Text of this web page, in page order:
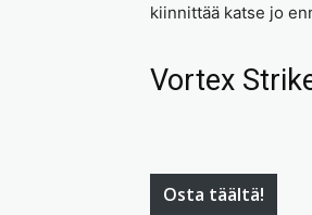
kiinnittää katse jo
Vortex
Osta täältä!